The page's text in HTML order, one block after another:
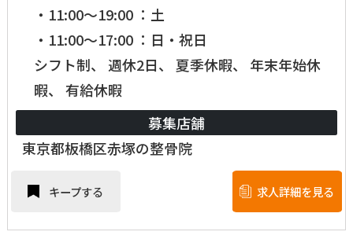
・11:00～19:00 ：土
・11:00～17:00 ：日・祝日
シフト制、 週休2日、 夏季休暇、 年末年始休
暇、 有給休暇
募集店舗
東京都板橋区赤塚の整骨院
キープする 求人詳細を見る